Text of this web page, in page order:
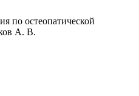
по остеопатической
А. В.